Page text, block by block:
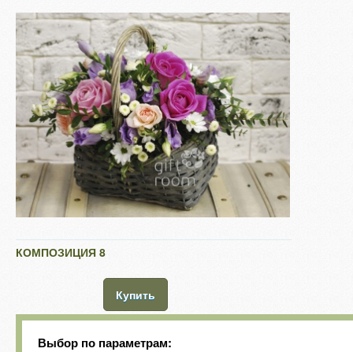
КОМПОЗИЦИЯ 8
Купить
Выбор по параметрам: